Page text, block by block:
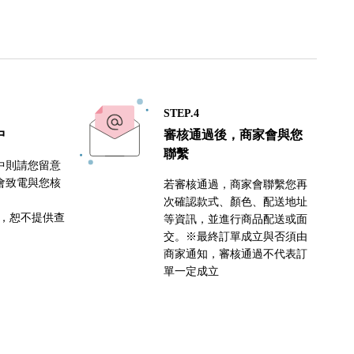
則請您留意
致電與您核
恕不提供查
STEP.4
審核通過後，商家會與您
聯繫
若審核通過，商家會聯繫您再
次確認款式、顏色、配送地址
等資訊，並進行商品配送或面
交。※最終訂單成立與否須由
商家通知，審核通過不代表訂
單一定成立